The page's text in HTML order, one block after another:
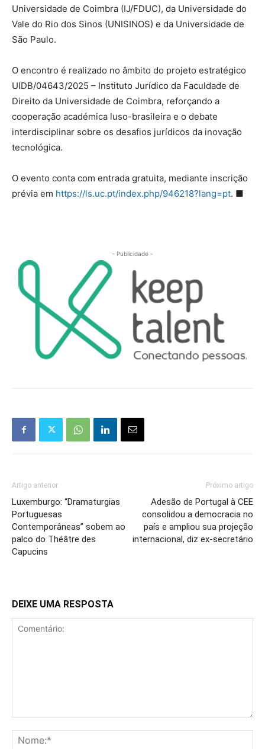
Universidade de Coimbra (IJ/FDUC), da Universidade do
Vale do Rio dos Sinos (UNISINOS) e da Universidade de
São Paulo.
O encontro é realizado no âmbito do projeto estratégico
UIDB/04643/2025 – Instituto Jurídico da Faculdade de
Direito da Universidade de Coimbra, reforçando a
cooperação académica luso-brasileira e o debate
interdisciplinar sobre os desafios jurídicos da inovação
tecnológica.
O evento conta com entrada gratuita, mediante inscrição
prévia em https://ls.uc.pt/index.php/946218?lang=pt. ■
- Publicidade -
Artigo anterior
Luxemburgo: “Dramaturgias
Portuguesas
Contemporâneas” sobem ao
palco do Théâtre des
Capucins
Próximo artigo
Adesão de Portugal à CEE
consolidou a democracia no
país e ampliou sua projeção
internacional, diz ex-secretário
DEIXE UMA RESPOSTA